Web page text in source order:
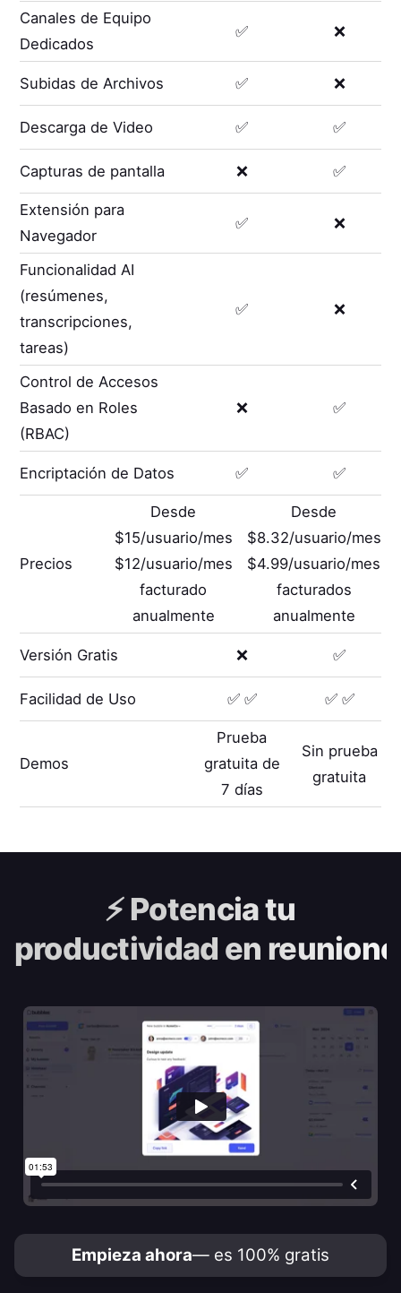
Canales de Equipo
Dedicados
✅ ❌
Subidas de Archivos ✅ ❌
Descarga de Video ✅ ✅
Capturas de pantalla ❌ ✅
Extensión para
Navegador
✅ ❌
Funcionalidad AI
(resúmenes,
transcripciones,
tareas)
✅ ❌
Control de Accesos
Basado en Roles
(RBAC)
❌ ✅
Encriptación de Datos ✅ ✅
Precios
Desde
$15/usuario/mes
$12/usuario/mes
facturado
anualmente
Desde
$8.32/usuario/mes
$4.99/usuario/mes
facturados
anualmente
Versión Gratis ❌ ✅
Facilidad de Uso ✅ ✅ ✅ ✅
Demos
Prueba
gratuita de
7 días
Sin prueba
gratuita
⚡️Potencia tu
productividad en
Empieza ahora— es 100% gratis